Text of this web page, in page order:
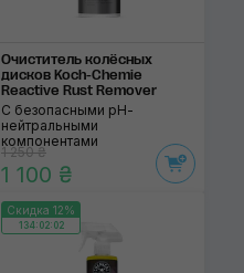
Очиститель колёсных
дисков Koch-Chemie
Reactive Rust Remover
С безопасными рН-
нейтральными
компонентами
1 250 ₴
1 100 ₴
Скидка 12%
134:02:02